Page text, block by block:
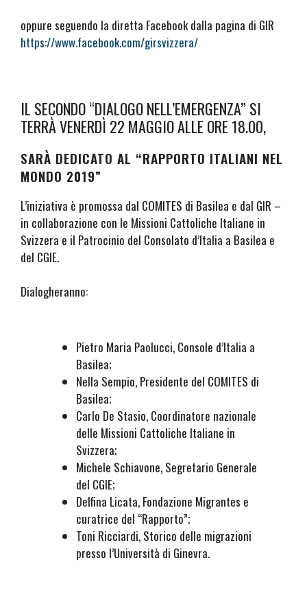
oppure seguendo la diretta Facebook dalla pagina di GIR
https://www.facebook.com/girsvizzera/
IL SECONDO “DIALOGO NELL’EMERGENZA” SI
TERRÀ VENERDÌ 22 MAGGIO ALLE ORE 18.00,
SARÀ DEDICATO AL “RAPPORTO ITALIANI NEL
MONDO 2019”
L’iniziativa è promossa dal COMITES di Basilea e dal GIR –
in collaborazione con le Missioni Cattoliche Italiane in
Svizzera e il Patrocinio del Consolato d’Italia a Basilea e
del CGIE.
Dialogheranno:
Pietro Maria Paolucci, Console d’Italia a
Basilea;
Nella Sempio, Presidente del COMITES di
Basilea;
Carlo De Stasio, Coordinatore nazionale
delle Missioni Cattoliche Italiane in
Svizzera;
Michele Schiavone, Segretario Generale
del CGIE;
Delfina Licata, Fondazione Migrantes e
curatrice del “Rapporto”;
Toni Ricciardi, Storico delle migrazioni
presso l’Università di Ginevra.